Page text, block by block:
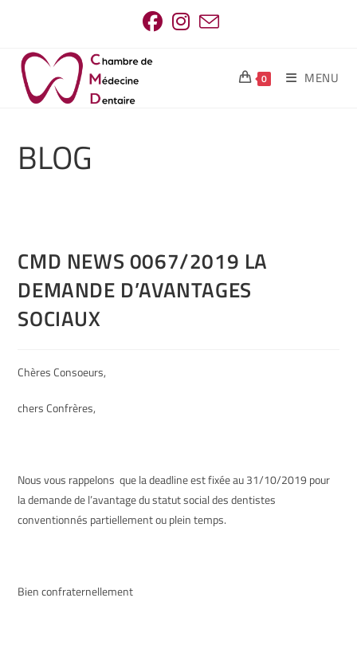
0 MENU
BLOG
CMD NEWS 0067/2019 LA
DEMANDE D’AVANTAGES
SOCIAUX
Chères Consoeurs,
chers Confrères,
Nous vous rappelons que la deadline est fixée au 31/10/2019 pour
la demande de l’avantage du statut social des dentistes
conventionnés partiellement ou plein temps.
Bien confraternellement